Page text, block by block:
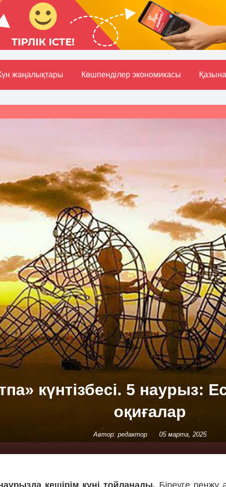
жаңалықтары Көшпенділер экономикасы
күнтізбесі. 5 наурыз:
оқиғалар
Автор: редактор 05 марта, 2025
кешірім күні тойланады. Біреуге ренжу